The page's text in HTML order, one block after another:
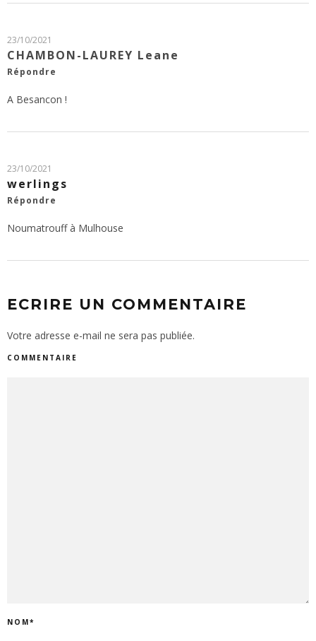
23/10/2021
CHAMBON-LAUREY Leane
Répondre
A Besancon !
23/10/2021
werlings
Répondre
Noumatrouff à Mulhouse
ECRIRE UN COMMENTAIRE
Votre adresse e-mail ne sera pas publiée.
COMMENTAIRE
NOM*